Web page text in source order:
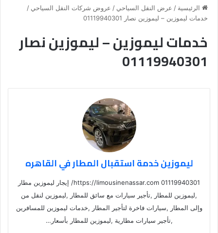
الرئيسية / عرض النقل السياحي / عروض شركات النقل السياحي /
خدمات ليموزين – ليموزين نصار 01119940301
خدمات ليموزين – ليموزين نصار
01119940301
ليموزين خدمة استقبال المطار في القاهره
01119940301 https://limousinenassar.com/ إيجار ليموزين مطار
,ليموزين للمطار ,تأجير سيارات مع سائق للمطار ,ليموزين لنقل من
وإلى المطار ,سيارات فاخرة لتأجير المطار ,خدمات ليموزين للمسافرين
,تأجير سيارات مطارية ,ليموزين للمطار بأسعار…